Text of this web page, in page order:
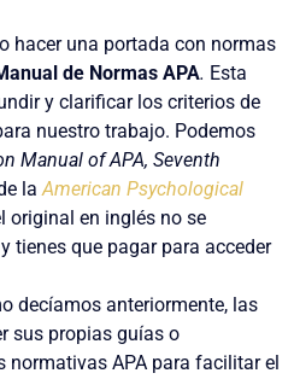
hacer una portada con normas
de Normas APA. Esta
y clarificar los criterios de
nuestro trabajo. Podemos
Manual of APA, Seventh
la American Psychological
original en inglés no se
tienes que pagar para acceder
decíamos anteriormente, las
sus propias guías o
normativas APA para facilitar el